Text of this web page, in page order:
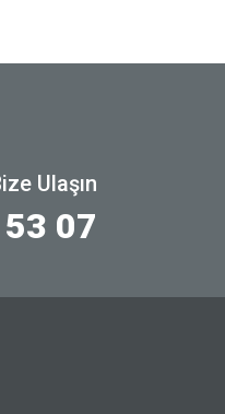
Ulaşın
07